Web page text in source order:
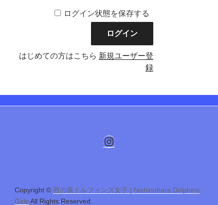
ログイン状態を保存する
はじめての方はこちら 新規ユーザー登
録
Instagram
Copyright © 西の原ドルフィンズ女子 | Nishinohara Dolphins
GirlsAll Rights Reserved.